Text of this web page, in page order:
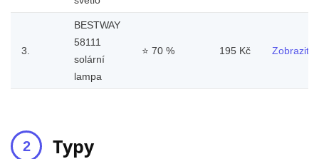
3.
BESTWAY
58111
solární
lampa
⭐ 70 % 195 Kč Zobrazit
Typy